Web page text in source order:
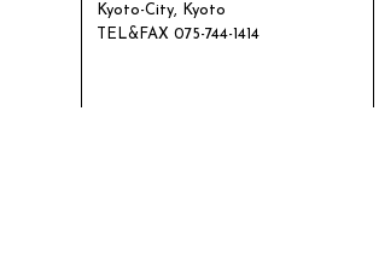
Kyoto-City, Kyoto
TEL&FAX075-744-1414